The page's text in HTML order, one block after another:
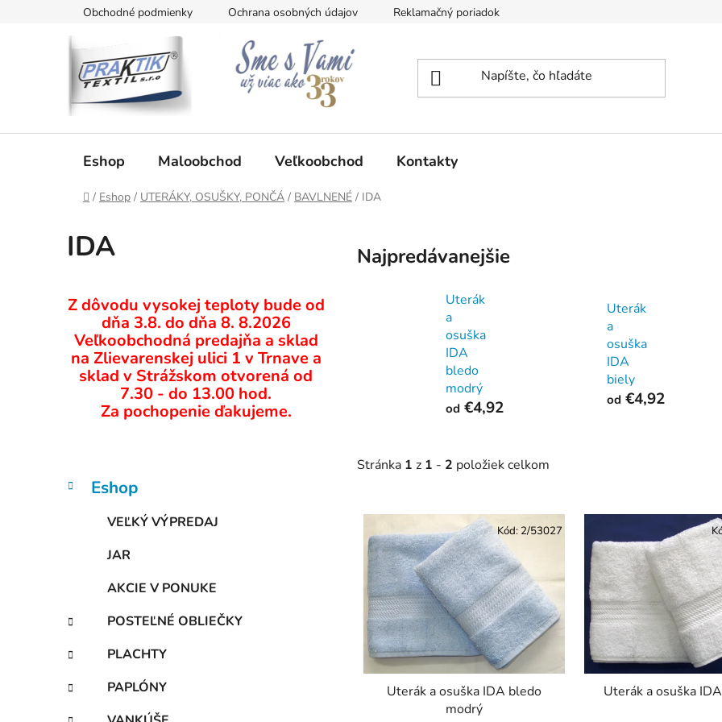
Obchodné podmienky Ochrana osobných údajov Reklamačný poriadok
Eshop Maloobchod Veľkoobchod Kontakty
Domov
/ Eshop / UTERÁKY, OSUŠKY, PONČÁ / BAVLNENÉ / IDA
IDA
o
č
n
l
Z dôvodu vysokej teploty bude od
dňa 3.8. do dňa 8. 8.2026
Veľkoobchodná predajňa a sklad
na Zlievarenskej ulici 1 v Trnave a
sklad v Strážskom otvorená od
7.30 - do 13.00 hod.
Za pochopenie ďakujeme.
Preskočiť
kategórie
K
a
e
Eshop
VEĽKÝ VÝPREDAJ
JAR
AKCIE V PONUKE
POSTEĽNÉ OBLIEČKY
PLACHTY
PAPLÓNY
Najpredávanejšie
Uterák
a
osuška
IDA
bledo
modrý
od €4,92
Uterák
a
osuška
IDA
biely
od€4,92
Stránka 1 z 1 - 2 položiek celkom
V
p
d
Uterák a osuška IDA bledo
modrý
Kód: 2/53027
Uterák a osuška